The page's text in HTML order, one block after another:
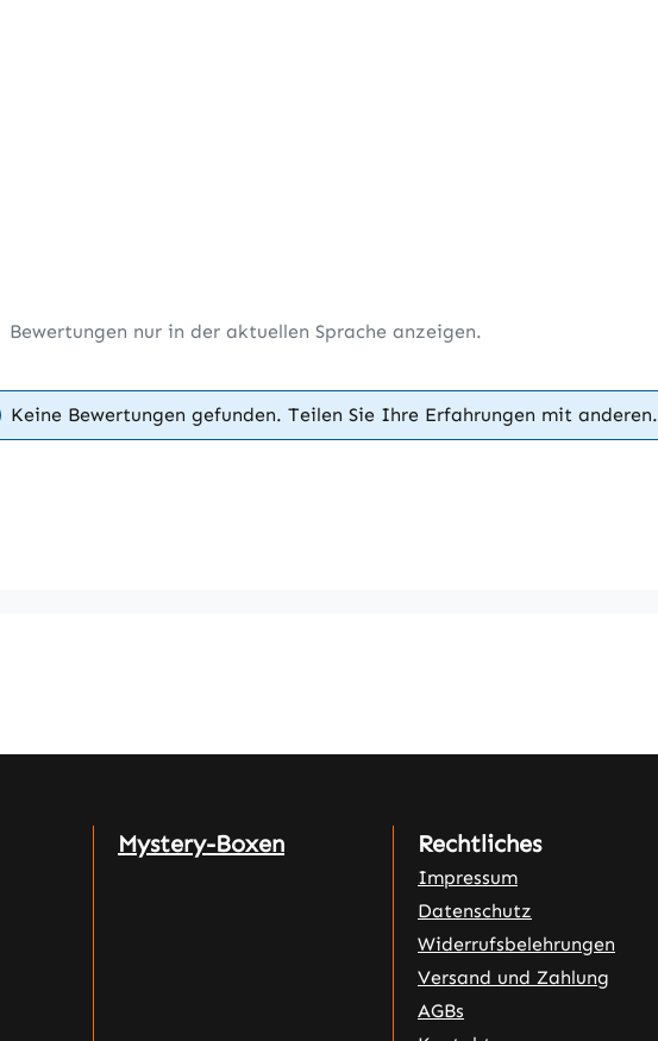
Bewertungen nur in der aktuellen Sprache anzeigen.
Keine Bewertungen gefunden. Teilen Sie Ihre Erfahrungen mit anderen.
Mystery-Boxen Rechtliches
Impressum
Datenschutz
Widerrufsbelehrungen
Versand und Zahlung
AGBs